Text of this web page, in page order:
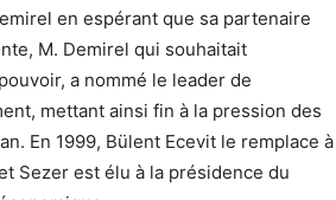
en espérant que sa partenaire
M. Demirel qui souhaitait
a nommé le leader de
mettant ainsi fin à la pression des
En 1999, Bülent Ecevit le remplace à
Sezer est élu à la présidence du